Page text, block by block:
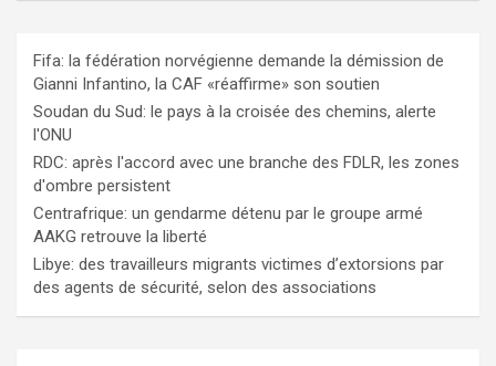
Fifa: la fédération norvégienne demande la démission de
Gianni Infantino, la CAF «réaffirme» son soutien
Soudan du Sud: le pays à la croisée des chemins, alerte
l'ONU
RDC: après l'accord avec une branche des FDLR, les zones
d'ombre persistent
Centrafrique: un gendarme détenu par le groupe armé
AAKG retrouve la liberté
Libye: des travailleurs migrants victimes d’extorsions par
des agents de sécurité, selon des associations